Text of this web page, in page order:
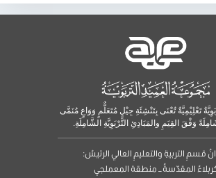
تَعْلِيْمِيَّةٌ تُعْنَى بِتَنْشِئَةِ جِيْلٍ مُتَعَلٌّمٍ وَوَاعٍ مُنَمَّى
وَفْقَ القِيَمِ والمَبَادِئِ التَّرْبَوِيَّةِ الشَّامِلَةِ.
قسمِ التربيةِ والتعليمِ العالي الرئيسُ:
المقدّسةُ – منطقة المعملجي